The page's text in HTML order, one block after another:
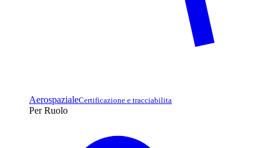
AerospazialeCertificazione e tracciabilita
Per Ruolo